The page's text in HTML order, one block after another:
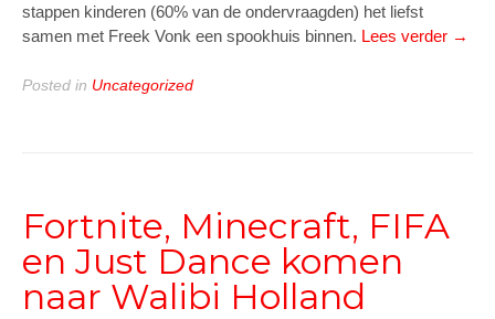
stappen kinderen (60% van de ondervraagden) het liefst
samen met Freek Vonk een spookhuis binnen. Lees verder →
Posted in Uncategorized
Fortnite, Minecraft, FIFA
en Just Dance komen
naar Walibi Holland